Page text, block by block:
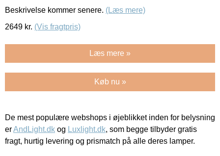
Beskrivelse kommer senere. (Læs mere)
2649 kr. (Vis fragtpris)
Læs mere »
Køb nu »
De mest populære webshops i øjeblikket inden for belysning
erAndLight.dk og Luxlight.dk, som begge tilbyder gratis
fragt, hurtig levering og prismatch på alle deres lamper.